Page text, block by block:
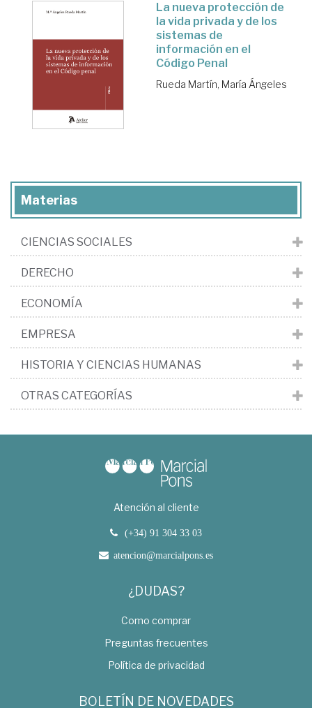
La nueva protección de
la vida privada y de los
sistemas de
información en el
Código Penal
Rueda Martín, María Ángeles
Materias
CIENCIAS SOCIALES
DERECHO
ECONOMÍA
EMPRESA
HISTORIA Y CIENCIAS HUMANAS
OTRAS CATEGORÍAS
Atención al cliente
(+34) 91 304 33 03
atencion@marcialpons.es
¿DUDAS?
Como comprar
Preguntas frecuentes
Política de privacidad
BOLETÍN DE NOVEDADES